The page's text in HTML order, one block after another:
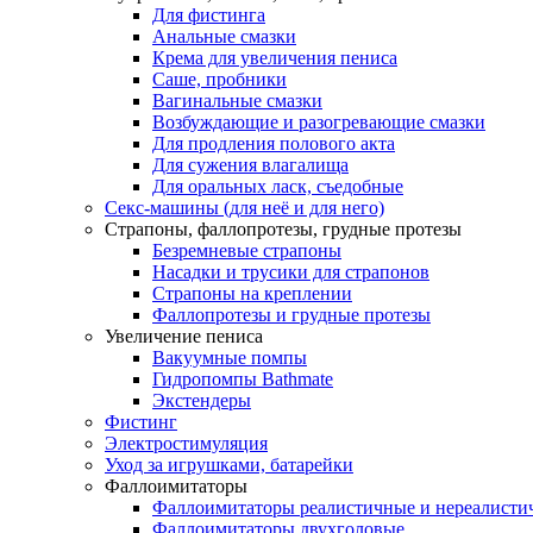
Для фистинга
Анальные смазки
Крема для увеличения пениса
Саше, пробники
Вагинальные смазки
Возбуждающие и разогревающие смазки
Для продления полового акта
Для сужения влагалища
Для оральных ласк, съедобные
Секс-машины (для неё и для него)
Страпоны, фаллопротезы, грудные протезы
Безремневые страпоны
Насадки и трусики для страпонов
Страпоны на креплении
Фаллопротезы и грудные протезы
Увеличение пениса
Вакуумные помпы
Гидропомпы Bathmate
Экстендеры
Фистинг
Электростимуляция
Уход за игрушками, батарейки
Фаллоимитаторы
Фаллоимитаторы реалистичные и
Фаллоимитаторы двухголовые